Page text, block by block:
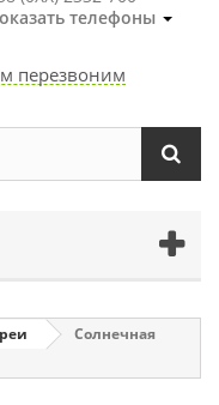
телефоны
перезвоним
Солнечная